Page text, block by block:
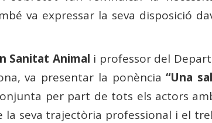
va expressar la seva disposició
Sanitat Animal i professor del
​​va presentar la ponència“Una
per part de tots els actors
la seva trajectòria professional i el